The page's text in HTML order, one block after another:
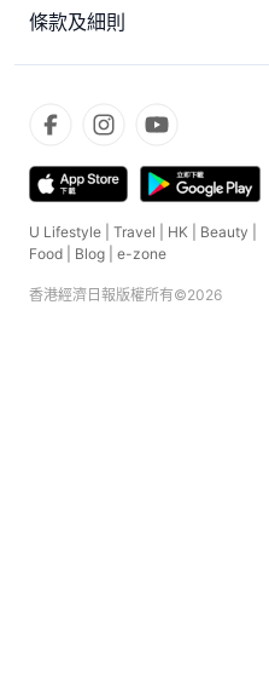
條款及細則
U Lifestyle Travel HK Beauty
Food
Blog e-zone
香港經濟日報版權所有©2026